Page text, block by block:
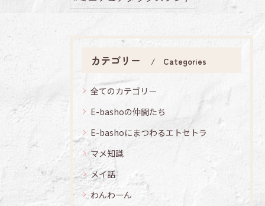
カテゴリー Categories
全てのカテゴリー
E-bashoの仲間たち
E-bashoにまつわるエトセトラ
マメ知識
メイ話
わんわーん